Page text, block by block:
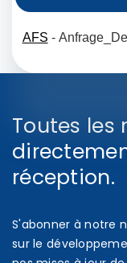
Toutes les
réception.
S'abonner à notre
sur le